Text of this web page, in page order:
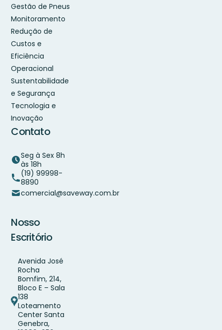
Gestão de Pneus
Monitoramento
Redução de
Custos e
Eficiência
Operacional
Sustentabilidade
e Segurança
Tecnologia e
Inovação
Contato
Seg à Sex 8h
às 18h
(19) 99998-
8890
comercial@saveway.com.br
Nosso
Escritório
Avenida José
Rocha
Bomfim, 214,
Bloco E – Sala
138
Loteamento
Center Santa
Genebra,